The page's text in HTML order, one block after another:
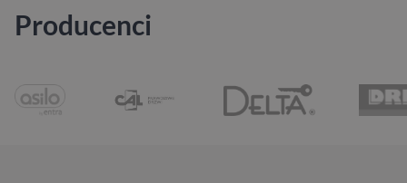
Producenci